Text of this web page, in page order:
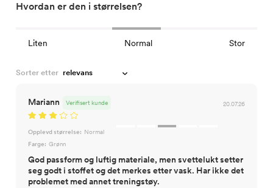
Hvordan er den i størrelsen?
Liten Normal Stor
Sorter etter
Mariann 20.07.26
Verifisert kunde
Opplevd størrelse: Normal
Farge: Grønn
God passform og luftig materiale, men svettelukt setter
seg godt i stoffet og det merkes etter vask. Har ikke det
problemet med annet treningstøy.